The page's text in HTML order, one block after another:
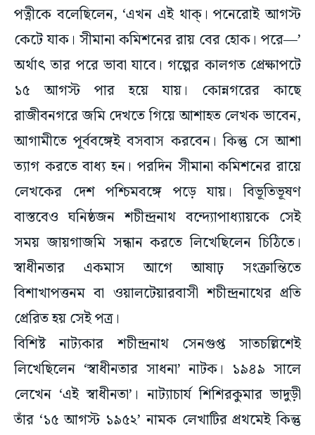
কেটে যাক। সীমানা কমিশনের রায় বের হোক। পরে—’
অর্থাৎ তার পরে ভাবা যাবে। গল্পের কালগত প্রেক্ষাপটে
১৫ আগস্ট পার হয়ে যায়। কোন্নগরের কাছে
রাজীবনগরে জমি দেখতে গিয়ে আশাহত লেখক ভাবেন,
আগামীতে পূর্ববঙ্গেই বসবাস করবেন। কিন্তু সে আশা
ত্যাগ করতে বাধ্য হন। পরদিন সীমানা কমিশনের রায়ে
লেখকের দেশ পশ্চিমবঙ্গে পড়ে যায়। বিভূতিভূষণ
বাস্তবেও ঘনিষ্ঠজন শচীন্দ্রনাথ বন্দ্যোপাধ্যায়কে সেই
সময় জায়গাজমি সন্ধান করতে লিখেছিলেন চিঠিতে।
স্বাধীনতার একমাস আগে আষাঢ় সংক্রান্তিতে
বিশাখাপত্তনম বা ওয়ালটেয়ারবাসী শচীন্দ্রনাথের প্রতি
প্রেরিত হয় সেই পত্র।
বিশিষ্ট নাট্যকার শচীন্দ্রনাথ সেনগুপ্ত সাতচল্লিশেই
লিখেছিলেন ‘স্বাধীনতার সাধনা’ নাটক। ১৯৪৯ সালে
লেখেন ‘এই স্বাধীনতা’। নাট্যাচার্য শিশিরকুমার ভাদুড়ী
তাঁর ‘১৫ আগস্ট ১৯৫২’ নামক লেখাটির প্রথমেই কিন্তু
স্বাধীনতাকে অস্বীকার করেছেন। লিখেছেন, ‘আজ